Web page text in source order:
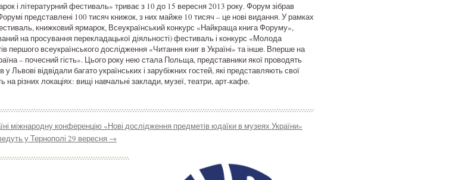
і літературний фестиваль» триває з 10 до 15 вересня 2013 року. Форум зібрав
представлені 100 тисяч книжок, з них майже 10 тисяч – це нові видання. У рамках
книжковий ярмарок, Всеукраїнський конкурс «Найкраща книга Форуму»,
на просування перекладацької діяльності) фестиваль і конкурс «Молода
першого всеукраїнського дослідження «Читання книг в Україні» та інше. Вперше на
– почесний гість». Цього року нею стала Польща, представники якої проводять
Львові відвідали багато українських і зарубіжних гостей, які представляють свої
різних локаціях: вищі навчальні заклади, музеї, театри, арт-кафе.
міжнародну конференцію «Нові дослідження предметів юдаїки в музеях України»
у Тернополі 29 вересня →